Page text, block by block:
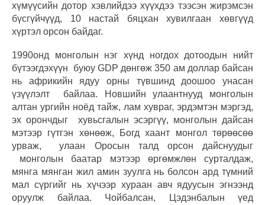
хүмүүсийн дотор хэвлийдээ хүүхдээ тээсэн жирэмсэн
бүсгүйчүүд, 10 настай бяцхан хувилгаан хөвгүүд
хүртэл орсон байдаг.
1990онд монголын нэг хүнд ногдох дотоодын нийт
бүтээгдэхүүн буюу GDP дөнгөж 350 ам доллар байсан
нь африкийн ядуу орны түвшинд доошоо унасан
үзүүлэлт байлаа. Новшийн улаантнууд монголын
алтан ургийн ноёд тайж, лам хувраг, эрдэмтэн мэргэд,
эх орончдыг хувьсгалын эсэргүү, монголын дайсан
мэтээр гүтгэн хөнөөж, Богд хаант монгол төрөөсөө
урваж, улаан Оросын талд орсон дайснуудыг
монголын баатар мэтээр өргөмжлөн сурталдаж,
мянга мянган жил амин зуулга нь болсон ард түмний
мал сүргийг нь хүчээр хураан авч ядуусын эгнээнд
оруулж байлаа. Чойбалсан, Цэдэнбалын үед